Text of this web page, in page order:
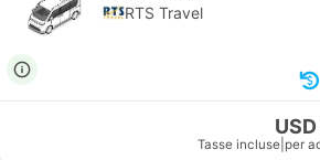
RTS Travel
Tasse incluse per